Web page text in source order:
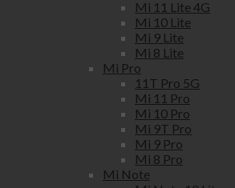
Mi 11 Lite 4G
Mi 10 Lite
Mi 9 Lite
Mi 8 Lite
Mi Pro
11T Pro 5G
Mi 11 Pro
Mi 10 Pro
Mi 9T Pro
Mi 9 Pro
Mi 8 Pro
Mi Note